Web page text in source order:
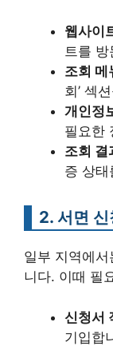
웹사이
트를 방
조회 메
회’ 섹
개인정
필요한
조회 결
증 상태
2. 서면 신
일부 지역에
니다. 이때 필
신청서
기입합